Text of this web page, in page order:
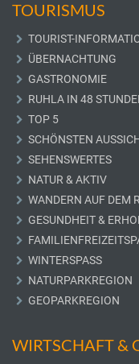
TOURISMUS
TOURIST-
ÜBERNACHTUNG
GASTRONOMIE
RUHLA IN 48
TOP 5
SCHÖNSTEN
SEHENSWERTES
NATUR & AKTIV
WANDERN AUF DEM
GESUNDHEIT &
WINTERSPASS
NATURPARKREGION
GEOPARKREGION
WIRTSCHAFT &